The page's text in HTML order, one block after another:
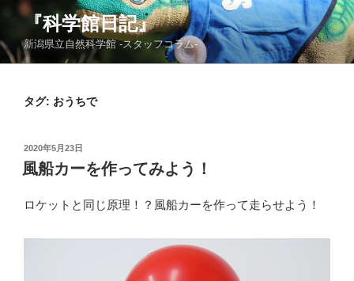
コ
テ
ン
『科学館日記』
新潟県立自然科学館 -スタッフコラム-
タグ: おうちで
投
稿
日:
2020年5月23日
風船カーを作ってみよう！
ロケットと同じ原理！？風船カーを作って走らせよう！